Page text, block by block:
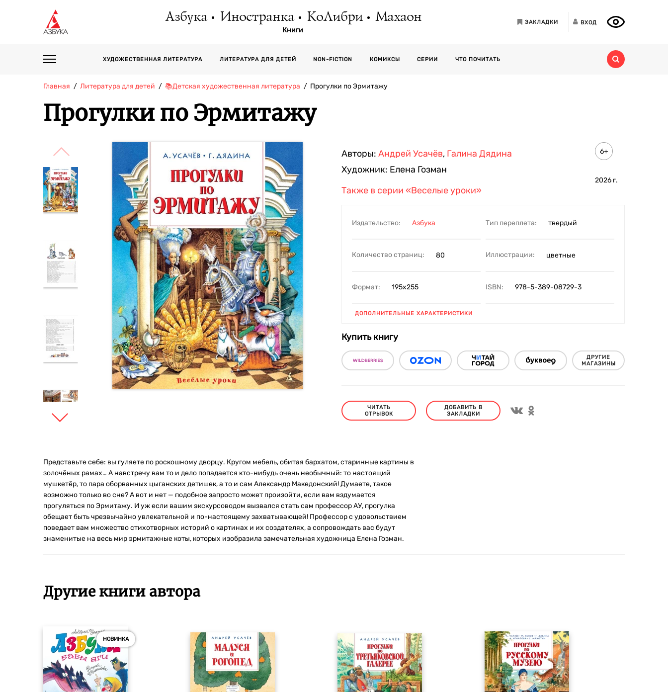
Азбука Иностранка КоЛибри Махаон
Книги
ЗАКЛАДКИ ВХОД
ХУДОЖЕСТВЕННАЯ ЛИТЕРАТУРА ЛИТЕРАТУРА ДЛЯ ДЕТЕЙ NON-FICTION КОМИКСЫ СЕРИИ ЧТО ПОЧИТАТЬ
Главная Литература для детей 📚Детская художественная литература Прогулки по Эрмитажу
Прогулки по Эрмитажу
Авторы: Андрей Усачёв, Галина Дядина
Художник: Елена Гозман
6+
2026 г.
Также в серии «Веселые уроки»
Издательство: Азбука Тип переплета: твердый
Количество страниц: 80 Иллюстрации: цветные
Формат: 195х255 ISBN: 978-5-389-08729-3
ДОПОЛНИТЕЛЬНЫЕ ХАРАКТЕРИСТИКИ
Купить книгу
ДРУГИЕ
МАГАЗИНЫ
ЧИТАТЬ
ОТРЫВОК
ДОБАВИТЬ В
ЗАКЛАДКИ
Представьте себе: вы гуляете по роскошному дворцу. Кругом мебель, обитая бархатом, старинные картины в
золочёных рамах… А навстречу вам то и дело попадается кто-нибудь очень необычный: то настоящий
мушкетёр, то пара оборванных цыганских детишек, а то и сам Александр Македонский! Думаете, такое
возможно только во сне? А вот и нет — подобное запросто может произойти, если вам вздумается
прогуляться по Эрмитажу. И уж если вашим экскурсоводом вызвался стать сам профессор АУ, прогулка
обещает быть чрезвычайно увлекательной и по-настоящему захватывающей! Профессор с удовольствием
поведает вам множество стихотворных историй о картинах и их создателях, а сопровождать вас будут
знаменитые на весь мир эрмитажные коты, которых изобразила замечательная художница Елена Гозман.
Другие книги автора
НОВИНКА